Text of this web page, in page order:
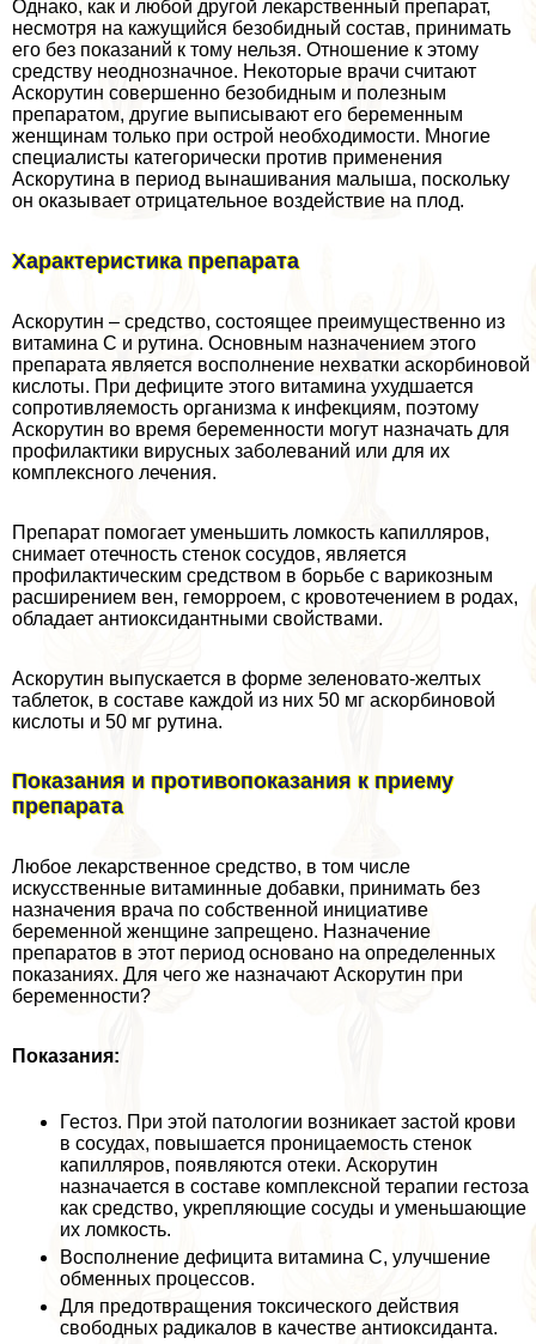
Однако, как и любой другой лекарственный препарат,
несмотря на кажущийся безобидный состав, принимать
его без показаний к тому нельзя. Отношение к этому
средству неоднозначное. Некоторые врачи считают
Аскорутин совершенно безобидным и полезным
препаратом, другие выписывают его беременным
женщинам только при острой необходимости. Многие
специалисты категорически против применения
Аскорутина в период вынашивания малыша, поскольку
он оказывает отрицательное воздействие на плод.
Хаpaктеристика препарата
Аскорутин – средство, состоящее преимущественно из
витамина С и рутина. Основным назначением этого
препарата является восполнение нехватки аскорбиновой
кислоты. При дефиците этого витамина ухудшается
сопротивляемость организма к инфекциям, поэтому
Аскорутин во время беременности могут назначать для
профилактики вирусных заболеваний или для их
комплексного лечения.
Препарат помогает уменьшить ломкость капилляров,
снимает отечность стенок сосудов, является
профилактическим средством в борьбе с варикозным
расширением вен, геморроем, с кровотечением в родах,
обладает антиоксидантными свойствами.
Аскорутин выпускается в форме зеленовато-желтых
таблеток, в составе каждой из них 50 мг аскорбиновой
кислоты и 50 мг рутина.
Показания и противопоказания к приему
препарата
Любое лекарственное средство, в том числе
искусственные витаминные добавки, принимать без
назначения врача по собственной инициативе
беременной женщине запрещено. Назначение
препаратов в этот период основано на определенных
показаниях. Для чего же назначают Аскорутин при
беременности?
Показания:
Гестоз. При этой патологии возникает застой крови
в сосудах, повышается проницаемость стенок
капилляров, появляются отеки. Аскорутин
назначается в составе комплексной терапии гестоза
как средство, укрепляющие сосуды и уменьшающие
их ломкость.
Восполнение дефицита витамина С, улучшение
обменных процессов.
Для предотвращения токсического действия
свободных радикалов в качестве антиоксиданта.